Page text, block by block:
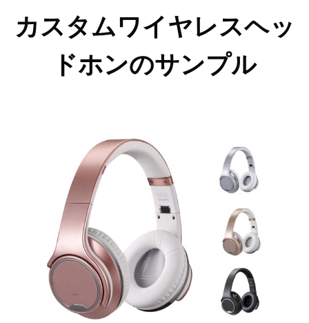
カスタムワイヤレスヘッ
ドホンのサンプル